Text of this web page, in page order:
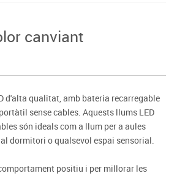
canviant
d'alta qualitat, amb bateria recarregable
sense cables. Aquests llums LED
són ideals com a llum per a aules
dormitori o qualsevol espai sensorial.
positiu i per millorar les